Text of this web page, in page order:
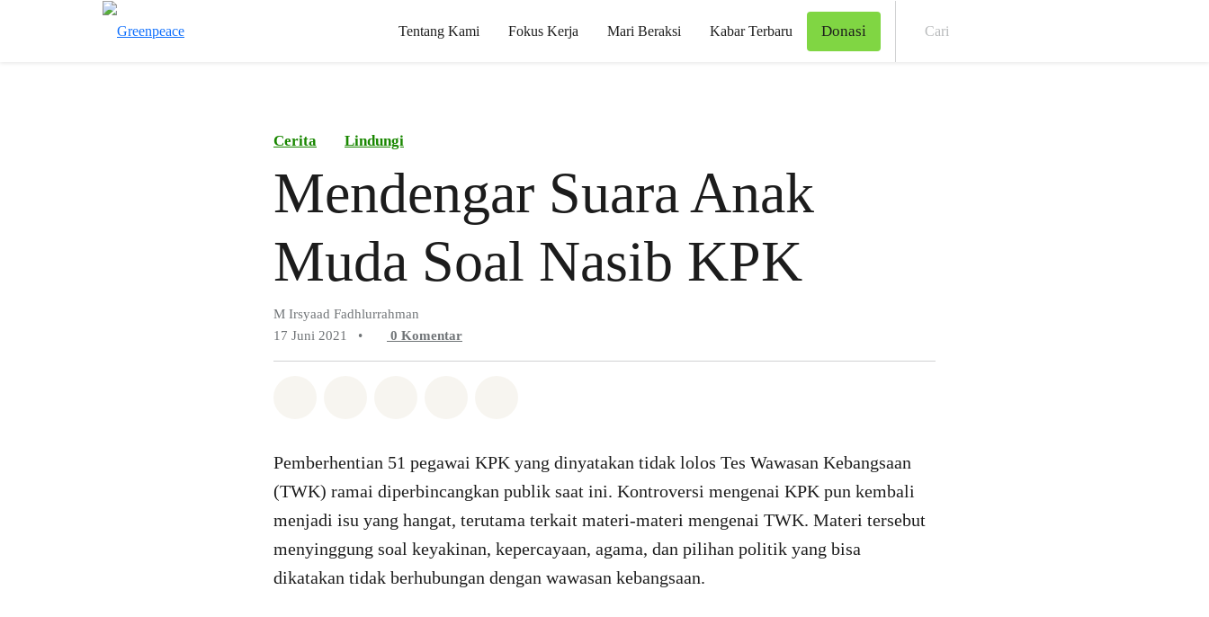
Tentang Kami Fokus Kerja Mari Beraksi Kabar Terbaru Donasi
Cerita Lindungi
Mendengar Suara Anak
Muda Soal Nasib KPK
M Irsyaad Fadhlurrahman
17 Juni 2021
• 0 Komentar
Pemberhentian 51 pegawai KPK yang dinyatakan tidak lolos Tes Wawasan Kebangsaan
(TWK) ramai diperbincangkan publik saat ini. Kontroversi mengenai KPK pun kembali
menjadi isu yang hangat, terutama terkait materi-materi mengenai TWK. Materi tersebut
menyinggung soal keyakinan, kepercayaan, agama, dan pilihan politik yang bisa
dikatakan tidak berhubungan dengan wawasan kebangsaan.